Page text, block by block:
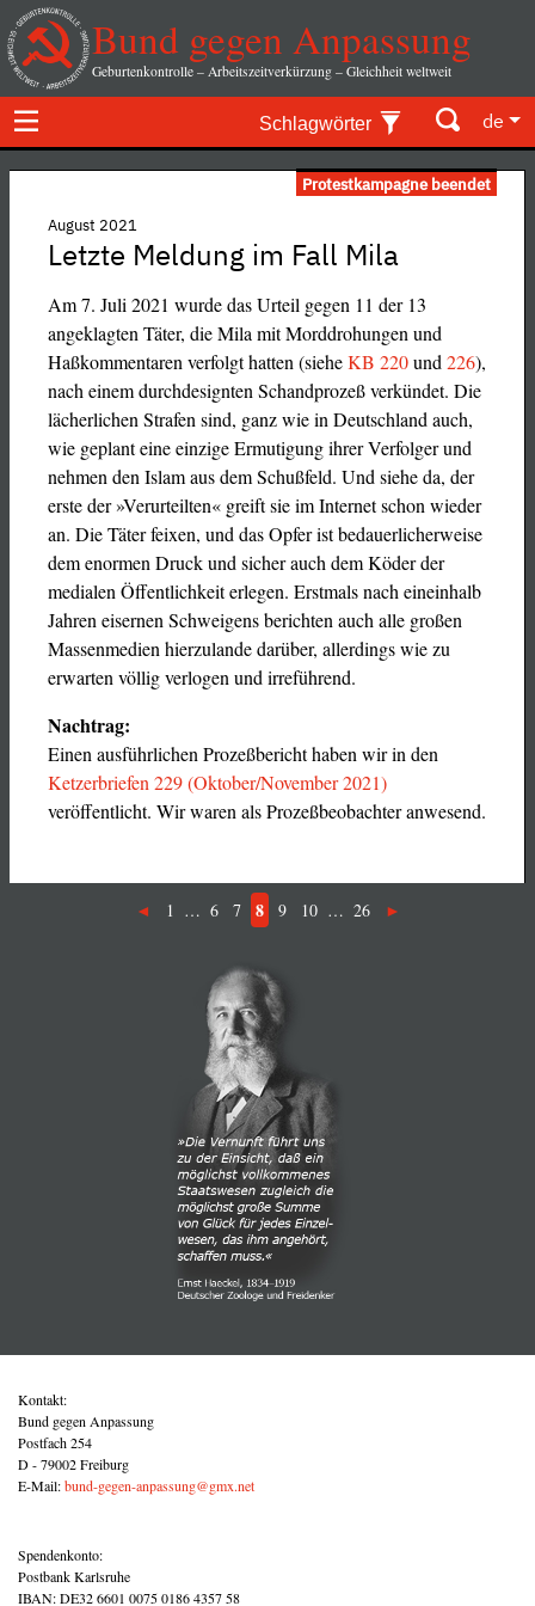
Bund gegen Anpassung
Geburtenkontrolle – Arbeitszeitverkürzung – Gleichheit weltweit
Schlagwörter de
Protestkampagne beendet
August 2021
Letzte Meldung im Fall Mila
Am 7. Juli 2021 wurde das Urteil gegen 11 der 13
angeklagten Täter, die Mila mit Morddrohungen und
Haßkommentaren verfolgt hatten (sieheKB 220und226),
nach einem durchdesignten Schandprozeß verkündet. Die
lächerlichen Strafen sind, ganz wie in Deutschland auch,
wie geplant eine einzige Ermutigung ihrer Verfolger und
nehmen den Islam aus dem Schußfeld. Und siehe da, der
erste der »Verurteilten« greift sie im Internet schon wieder
an. Die Täter feixen, und das Opfer ist bedauerlicherweise
dem enormen Druck und sicher auch dem Köder der
medialen Öffentlichkeit erlegen. Erstmals nach eineinhalb
Jahren eisernen Schweigens berichten auch alle großen
Massenmedien hierzulande darüber, allerdings wie zu
erwarten völlig verlogen und irreführend.
Nachtrag:
Einen ausführlichen Prozeßbericht haben wir in den
Ketzerbriefen 229 (Oktober/November 2021)
veröffentlicht. Wir waren als Prozeßbeobachter anwesend.
1 … 6 7 8 9 10 … 26
Kontakt:
Bund gegen Anpassung
Postfach 254
D - 79002 Freiburg
E-Mail:bund-gegen-anpassung@gmx.net
Spendenkonto:
Postbank Karlsruhe
IBAN: DE32 6601 0075 0186 4357 58